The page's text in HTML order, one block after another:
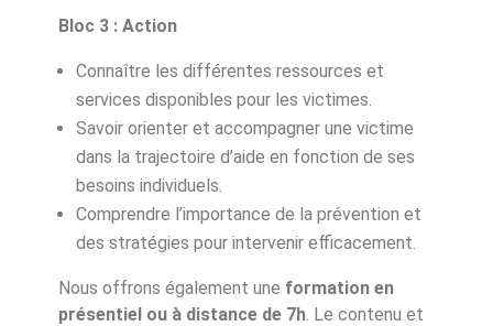
Bloc 3 : Action
Connaître les différentes ressources et
services disponibles pour les victimes.
Savoir orienter et accompagner une victime
dans la trajectoire d’aide en fonction de ses
besoins individuels.
Comprendre l’importance de la prévention et
des stratégies pour intervenir efficacement.
Nous offrons également une formation en
présentiel ou à distance de 7h. Le contenu et